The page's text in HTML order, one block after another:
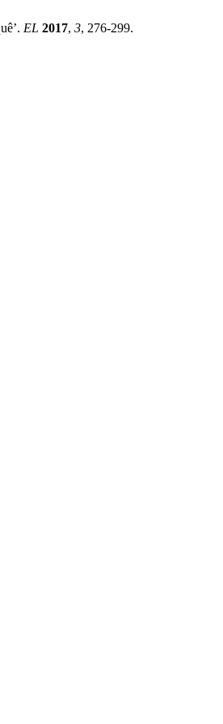
EL 2017, 3, 276-299.